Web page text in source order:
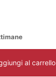
al carrello